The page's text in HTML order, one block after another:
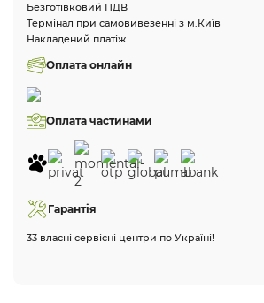
Безготівковий ПДВ
Термінал при самовивезенні з м.Київ
Накладений платіж
Оплата онлайн
Оплата частинами
Гарантія
33 власні сервісні центри по Україні!